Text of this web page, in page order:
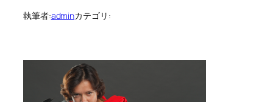
執筆者:adminカテゴリ: